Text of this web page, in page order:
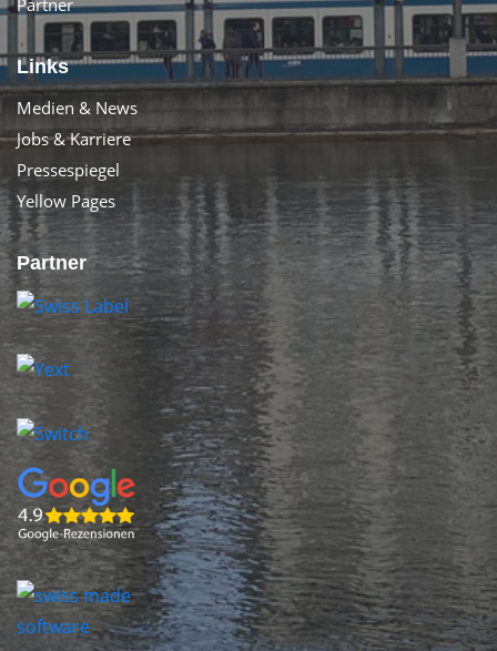
Links
Medien & News
Jobs & Karriere
Pressespiegel
Yellow Pages
Partner